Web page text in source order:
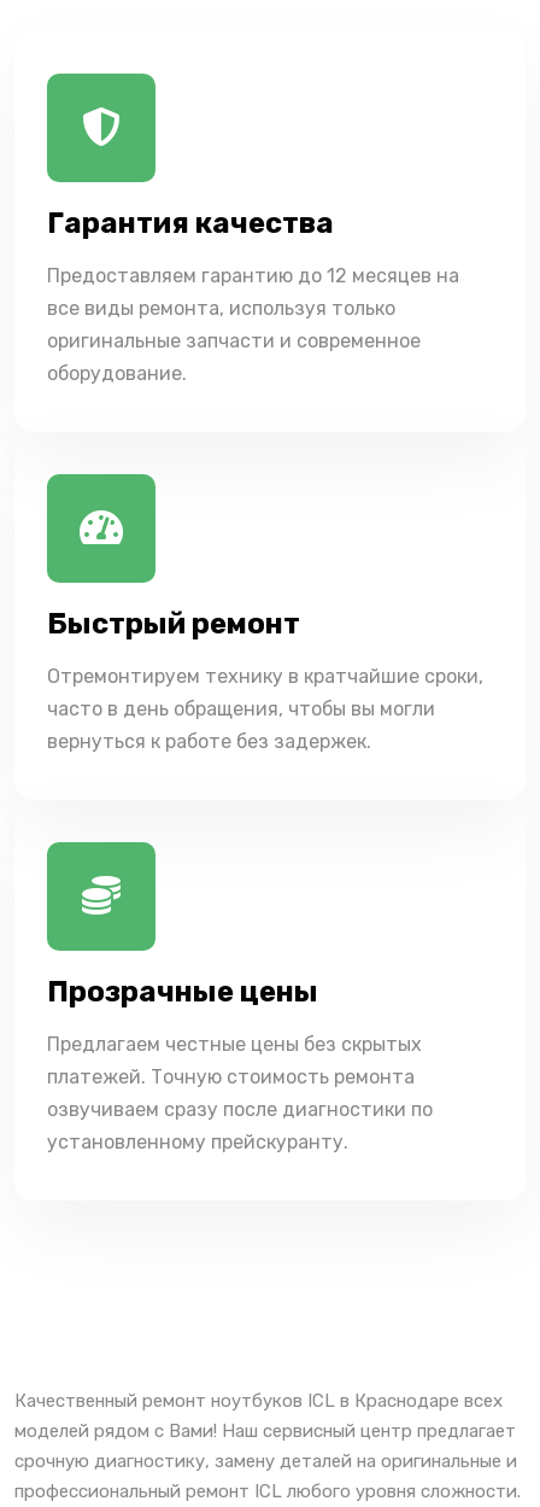
Гарантия качества
Предоставляем гарантию до 12 месяцев на
все виды ремонта, используя только
оригинальные запчасти и современное
оборудование.
Быстрый ремонт
Отремонтируем технику в кратчайшие сроки,
часто в день обращения, чтобы вы могли
вернуться к работе без задержек.
Прозрачные цены
Предлагаем честные цены без скрытых
платежей. Точную стоимость ремонта
озвучиваем сразу после диагностики по
установленному прейскуранту.
Качественный ремонт ноутбуков ICL в Краснодаре всех
моделей рядом с Вами! Наш сервисный центр предлагает
срочную диагностику, замену деталей на оригинальные и
профессиональный ремонт ICL любого уровня сложности.